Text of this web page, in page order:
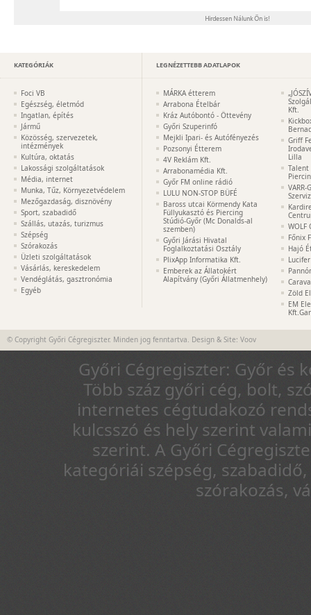
KATEGÓRIÁK
Foci VB
Egészség, életmód
Ingatlan, építés
Jármű
Közösség, szervezetek,
intézmények
Kultúra, oktatás
Lakossági szolgáltatások
Média, internet
Munka, Tűz, Környezetvédelem
Mezőgazdaság, disznövény
Sport, szabadidő
Szállás, utazás, turizmus
Szépség
Szórakozás
Üzleti szolgáltatások
Vásárlás, kereskedelem
Vendéglátás, gasztronómia
Egyéb
LEGNÉZETTEBB ADATLAPOK
MÁRKA étterem
Arrabona Ételbár
Kráz Autóbontó - Öttevény
Győri Szuperinfó
Mejkli Ipari- és Autófényezés
Pozsonyi Étterem
4V Reklám Kft.
Arrabonamédia Kft.
Győr FM online rádió
LULU NON-STOP BÜFÉ
Baross utcai Körmendy Kata
Füllyukasztó és Piercing
Stúdió-Győr (Mc Donalds-al
szemben)
Győri Járási Hivatal
Foglalkoztatási Osztály
PlixApp Informatika Kft.
Emberek az Állatokért
Alapítvány (Győri Állatmenhely)
Kft.
Griff
Lilla
Talent
WOLF
Főnix
Hajó
Zöld
EM
© Copyright Győri Cégregiszter. Minden jog fenntartva. Design & Site: Voov
Győri Cégregiszter: Győr és
Több száz győri cég, bolt,
internetes cégtudakozó
kulcsszó és hely szerint
szerint. A Győri
kategóriái szépség,
szórakozás,